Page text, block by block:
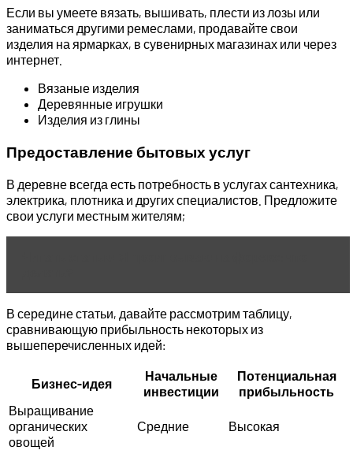
Если вы умеете вязать, вышивать, плести из лозы или
заниматься другими ремеслами, продавайте свои
изделия на ярмарках, в сувенирных магазинах или через
интернет.
Вязаные изделия
Деревянные игрушки
Изделия из глины
Предоставление бытовых услуг
В деревне всегда есть потребность в услугах сантехника,
электрика, плотника и других специалистов. Предложите
свои услуги местным жителям;
В середине статьи, давайте рассмотрим таблицу,
сравнивающую прибыльность некоторых из
вышеперечисленных идей:
Бизнес-идея
Начальные
инвестиции
Потенциальная
прибыльность
Выращивание
органических
овощей
Средние Высокая